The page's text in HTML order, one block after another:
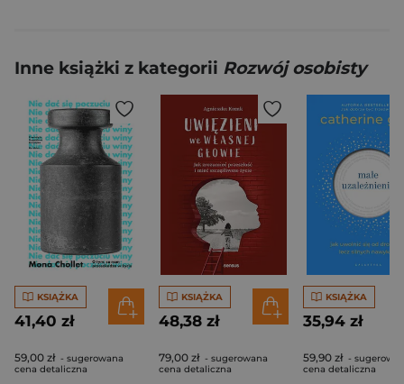
Inne książki z kategorii Rozwój osobisty
KSIĄŻKA
41,40 zł
59,00 zł - sugerowana
cena detaliczna
KSIĄŻKA
48,38 zł
79,00 zł - sugerowana
cena detaliczna
KSIĄŻKA
35,94 zł
59,90 zł -
cena detaliczna